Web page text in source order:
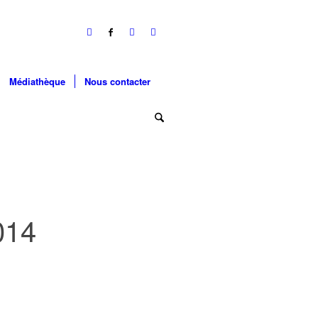
Médiathèque Nous contacter